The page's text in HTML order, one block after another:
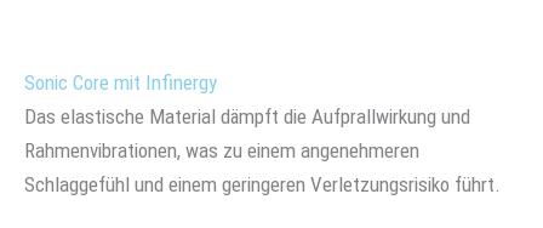
Sonic Core mit Infinergy
Das elastische Material dämpft die Aufprallwirkung und
Rahmenvibrationen, was zu einem angenehmeren
Schlaggefühl und einem geringeren Verletzungsrisiko führt.